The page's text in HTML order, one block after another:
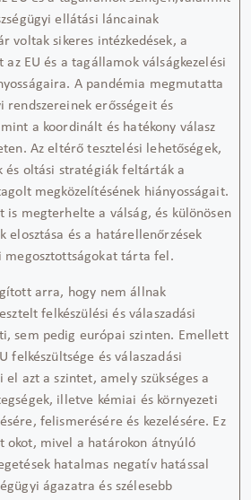
ellátási láncainak
voltak sikeres intézkedések, a
EU és a tagállamok válságkezelési
A pandémia megmutatta
rendszereinek erősségeit és
a koordinált és hatékony válasz
Az eltérő tesztelési lehetőségek,
és oltási stratégiák feltárták a
megközelítésének hiányosságait.
is megterhelte a válság, és különösen
elosztása és a határellenőrzések
megosztottságokat tárta fel.
arra, hogy nem állnak
felkészülési és válaszadási
sem pedig európai szinten. Emellett
felkészültsége és válaszadási
el azt a szintet, amely szükséges a
illetve kémiai és környezeti
felismerésére és kezelésére. Ez
okot, mivel a határokon átnyúló
hatalmas negatív hatással
ágazatra és szélesebb